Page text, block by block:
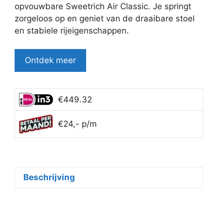
€1,649.95.€1,299.95.
opvouwbare Sweetrich Air Classic. Je springt
zorgeloos op en geniet van de draaibare stoel
en stabiele rijeigenschappen.
Ontdek meer
€449.32
€24,- p/m
Beschrijving